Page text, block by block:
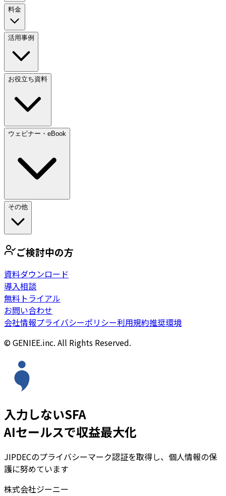
料金
活用事例
お役立ち資料
ウェビナー・eBook
その他
ご検討中の方
資料ダウンロード
導入相談
無料トライアル
お問い合わせ
会社情報プライバシーポリシー利用規約推奨環境
© GENIEE.inc. All Rights Reserved.
入力しないSFA
AIセールスで収益最大化
JIPDECのプライバシーマーク認証を取得し、個人情報の保
護に努めています
株式会社ジーニー